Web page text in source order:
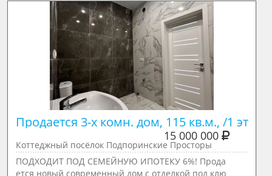
Продается 3-х комн. дом, 115 кв.м., /1 эт
15 000 000
Коттеджный посёлок Подпоринские Просторы
ПОДХОДИТ ПОД СЕМЕЙНУЮ ИПОТЕКУ 6%! Прода
ется новый современный дом c отделкой под клю